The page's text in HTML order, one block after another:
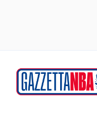
contenuto